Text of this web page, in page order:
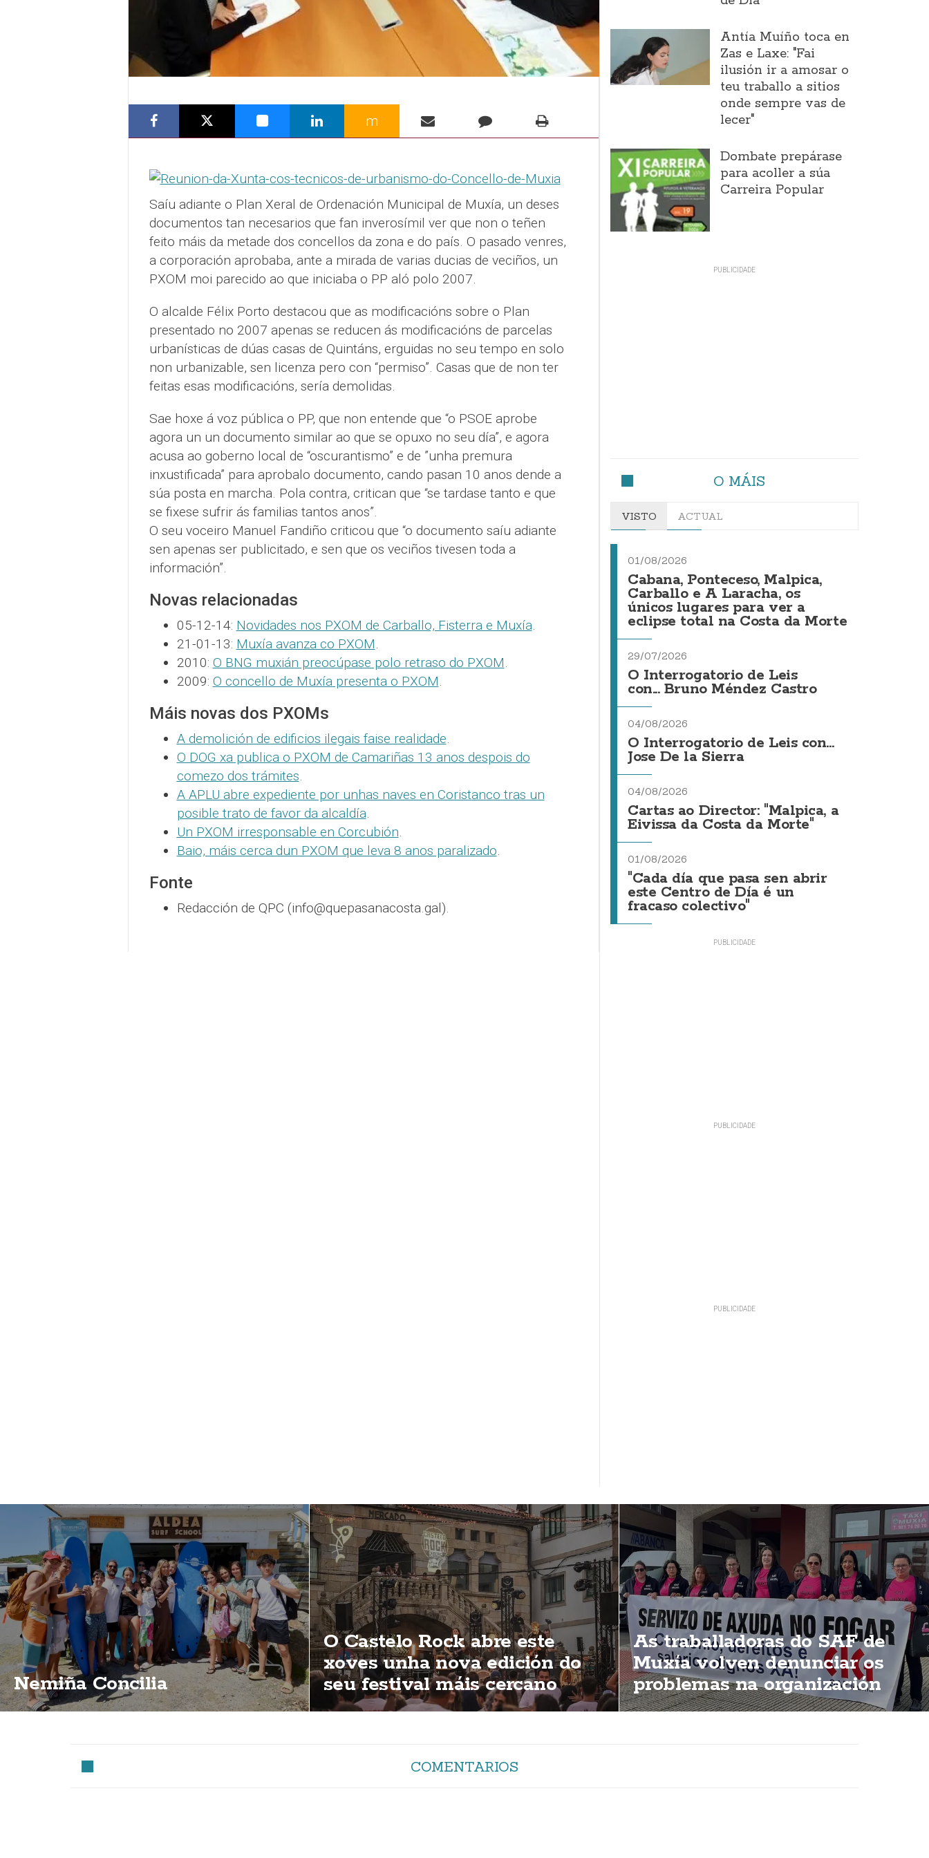
m
Saíu adiante o Plan Xeral de Ordenación Municipal de Muxía, un deses
documentos tan necesarios que fan inverosímil ver que non o teñen
feito máis da metade dos concellos da zona e do país. O pasado venres,
a corporación aprobaba, ante a mirada de varias ducias de veciños, un
PXOM moi parecido ao que iniciaba o PP aló polo 2007.
O alcalde Félix Porto destacou que as modificacións sobre o Plan
presentado no 2007 apenas se reducen ás modificacións de parcelas
urbanísticas de dúas casas de Quintáns, erguidas no seu tempo en solo
non urbanizable, sen licenza pero con “permiso”. Casas que de non ter
feitas esas modificacións, sería demolidas.
Sae hoxe á voz pública o PP, que non entende que “o PSOE aprobe
agora un un documento similar ao que se opuxo no seu día”, e agora
acusa ao goberno local de “oscurantismo” e de ”unha premura
inxustificada” para aprobalo documento, cando pasan 10 anos dende a
súa posta en marcha. Pola contra, critican que “se tardase tanto e que
se fixese sufrir ás familias tantos anos”.
O seu voceiro Manuel Fandiño criticou que “o documento saíu adiante
sen apenas ser publicitado, e sen que os veciños tivesen toda a
información”.
Novas relacionadas
05-12-14: Novidades nos PXOM de Carballo, Fisterra e Muxía.
21-01-13: Muxía avanza co PXOM.
2010: O BNG muxián preocúpase polo retraso do PXOM.
2009: O concello de Muxía presenta o PXOM.
Máis novas dos PXOMs
A demolición de edificios ilegais faise realidade.
O DOG xa publica o PXOM de Camariñas 13 anos despois do
comezo dos trámites.
A APLU abre expediente por unhas naves en Coristanco tras un
posible trato de favor da alcaldía.
Un PXOM irresponsable en Corcubión.
Baio, máis cerca dun PXOM que leva 8 anos paralizado.
Fonte
Redacción de QPC (info@quepasanacosta.gal).
Antía Muíño toca en
Zas e Laxe: "Fai
ilusión ir a amosar o
teu traballo a sitios
onde sempre vas de
lecer"
Dombate prepárase
para acoller a súa
Carreira Popular
O MÁIS
VISTO ACTUAL
01/08/2026
Cabana, Ponteceso, Malpica,
Carballo e A Laracha, os
únicos lugares para ver a
eclipse total na Costa da Morte
29/07/2026
O Interrogatorio de Leis
con... Bruno Méndez Castro
04/08/2026
O Interrogatorio de Leis con...
Jose De la Sierra
04/08/2026
Cartas ao Director: "Malpica, a
Eivissa da Costa da Morte"
01/08/2026
"Cada día que pasa sen abrir
este Centro de Día é un
fracaso colectivo"
Nemiña Concilia
O Castelo Rock abre este
xoves unha nova edición do
seu festival máis cercano
As traballadoras do SAF de
Muxía volven denunciar os
problemas na organización
dun servizo esencial
COMENTARIOS